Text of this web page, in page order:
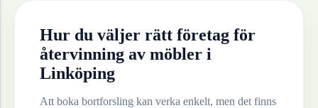
Hur du väljer rätt företag för
återvinning av möbler i
Linköping
Att boka bortforsling kan verka enkelt, men det finns